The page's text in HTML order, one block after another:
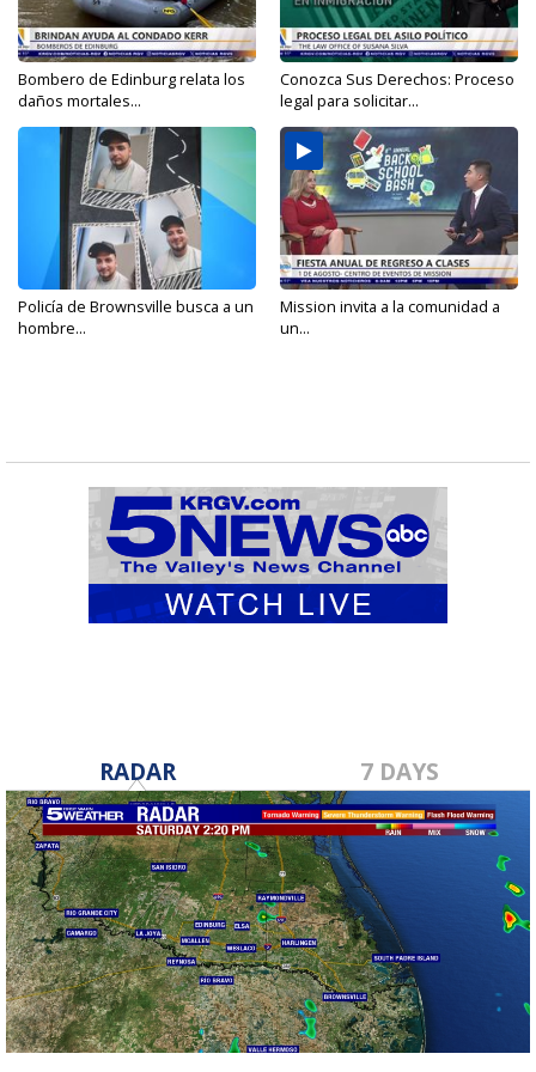
Bombero de Edinburg relata los
daños mortales...
Conozca Sus Derechos: Proceso
legal para solicitar...
Policía de Brownsville busca a un
hombre...
Mission invita a la comunidad a
un...
RADAR 7 DAYS